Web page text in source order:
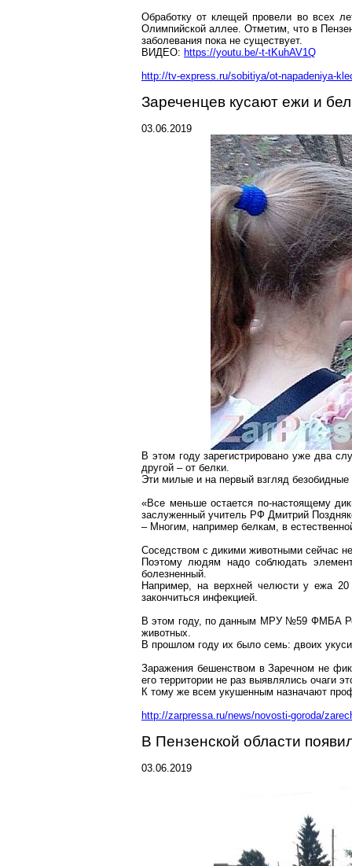
Обработку от клещей провели во всех
Олимпийской аллее. Отметим, что в
заболевания пока не существует.
ВИДЕО: https://youtu.be/-t-tKuhAV1Q
http://tv-express.ru/sobitiya/ot-napadeniya-
Зареченцев кусают ежи и
03.06.2019
В этом году зарегистрировано уже два
другой – от белки.
Эти милые и на первый взгляд
«Все меньше остается по-настоящему
заслуженный учитель РФ Дмитрий
– Многим, например белкам, в
Соседством с дикими животными сейчас
Поэтому людям надо соблюдать
болезненный.
Например, на верхней челюсти у ежа
закончиться инфекцией.
В этом году, по данным МРУ №59 ФМБА
животных.
В прошлом году их было семь: двоих
Заражения бешенством вЗаречном не
его территории не раз выявлялись очаги
К тому же всем укушенным назначают
http://zarpressa.ru/news/novosti-goroda/
В Пензенской области
03.06.2019